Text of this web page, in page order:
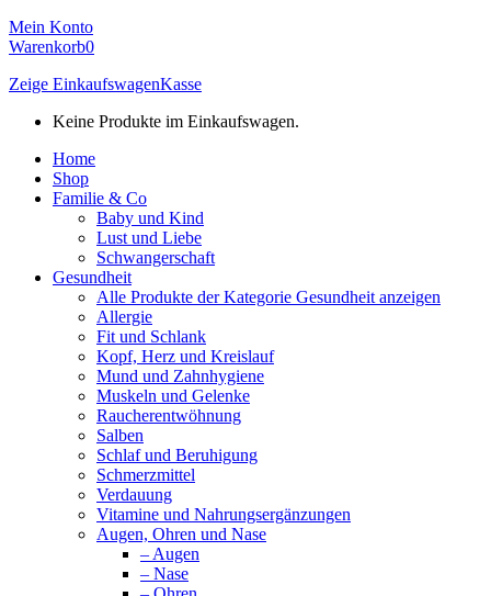
Mein Konto
Warenkorb0
Zeige EinkaufswagenKasse
Keine Produkte im Einkaufswagen.
Home
Shop
Familie & Co
Baby und Kind
Lust und Liebe
Schwangerschaft
Gesundheit
Alle Produkte der Kategorie Gesundheit anzeigen
Allergie
Fit und Schlank
Kopf, Herz und Kreislauf
Mund und Zahnhygiene
Muskeln und Gelenke
Raucherentwöhnung
Salben
Schlaf und Beruhigung
Schmerzmittel
Verdauung
Vitamine und Nahrungsergänzungen
Augen, Ohren und Nase
– Augen
– Nase